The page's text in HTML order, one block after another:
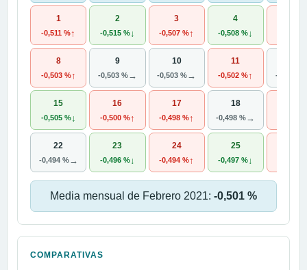
1
-0,511 %↑
2
-0,515 %↓
3
-0,507 %↑
4
-0,508 % ↓
8
-0,503 %↑
9
-0,503 %→
10
-0,503 %→
11
-0,502 %↑ -0,502 %
15
-0,505 %↓
16
-0,500 %↑
17
-0,498 %↑
18
-0,498 %→
22
-0,494 %→
23
-0,496 %↓
24
-0,494 %↑
25
-0,497 % ↓
Media mensual de Febrero 2021: -0,501 %
COMPARATIVAS